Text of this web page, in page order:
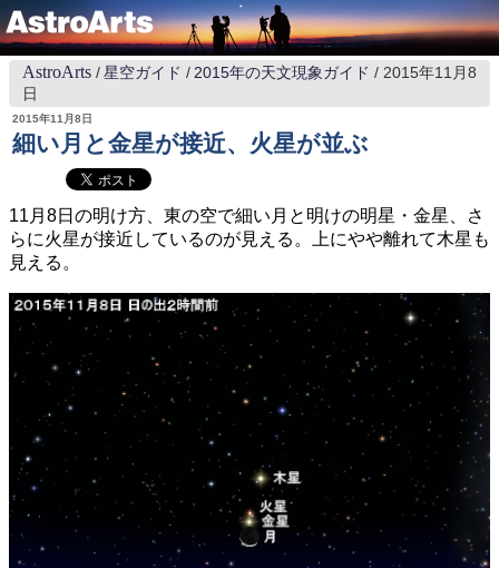
AstroArts 星空ガイド 2015年の天文現象ガイド
2015年11月8
日
2015年11月8日
細い月と金星が接近、火星が並ぶ
11月8日の明け方、東の空で細い月と明けの明星・金星、さ
らに火星が接近しているのが見える。上にやや離れて木星も
見える。